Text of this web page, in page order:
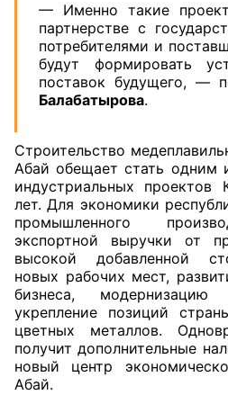
— Именно такие
партнерстве с
потребителями и
будут формировать
поставок будущего, —
Балабатырова.
Строительство
Абай обещает стать одним
индустриальных проектов
лет. Для экономики
промышленного
экспортной выручки от
высокой добавленной
новых рабочих мест,
бизнеса,
укрепление позиций
цветных металлов.
получит дополнительные
новый центр
Абай.